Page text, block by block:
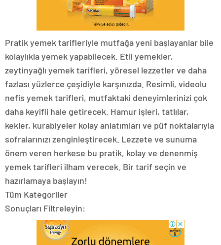
Pratik yemek tarifleriyle mutfağa yeni başlayanlar bile
kolaylıkla yemek yapabilecek. Etli yemekler,
zeytinyağlı yemek tarifleri, yöresel lezzetler ve daha
fazlası yüzlerce çeşidiyle karşınızda. Resimli, videolu
nefis yemek tarifleri, mutfaktaki deneyimlerinizi çok
daha keyifli hale getirecek. Hamur işleri, tatlılar,
kekler, kurabiyeler kolay anlatımları ve püf noktalarıyla
sofralarınızı zenginleştirecek. Lezzete ve sunuma
önem veren herkese bu pratik, kolay ve denenmiş
yemek tarifleri ilham verecek. Bir tarif seçin ve
hazırlamaya başlayın!
Tüm Kategoriler
Sonuçları Filtreleyin: